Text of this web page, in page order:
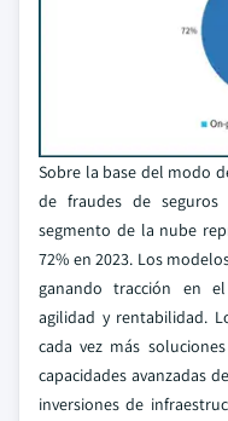
Sobre la base del modo
de fraudes de
segmento de la nube
72% en 2023. Los
ganando tracción en
agilidad y rentabilidad.
cada vez más
capacidades avanzadas
inversiones de